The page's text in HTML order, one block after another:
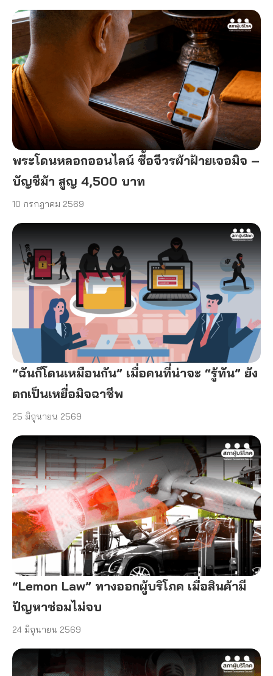
พระโดนหลอกออนไลน์ ซื้อจีวรผ้าฝ้ายเจอมิจ –
บัญชีม้า สูญ 4,500 บาท
10 กรกฎาคม 2569
“ฉันก็โดนเหมือนกัน” เมื่อคนที่น่าจะ “รู้ทัน” ยัง
ตกเป็นเหยื่อมิจฉาชีพ
25 มิถุนายน 2569
“Lemon Law” ทางออกผู้บริโภค เมื่อสินค้ามี
ปัญหาซ่อมไม่จบ
24 มิถุนายน 2569